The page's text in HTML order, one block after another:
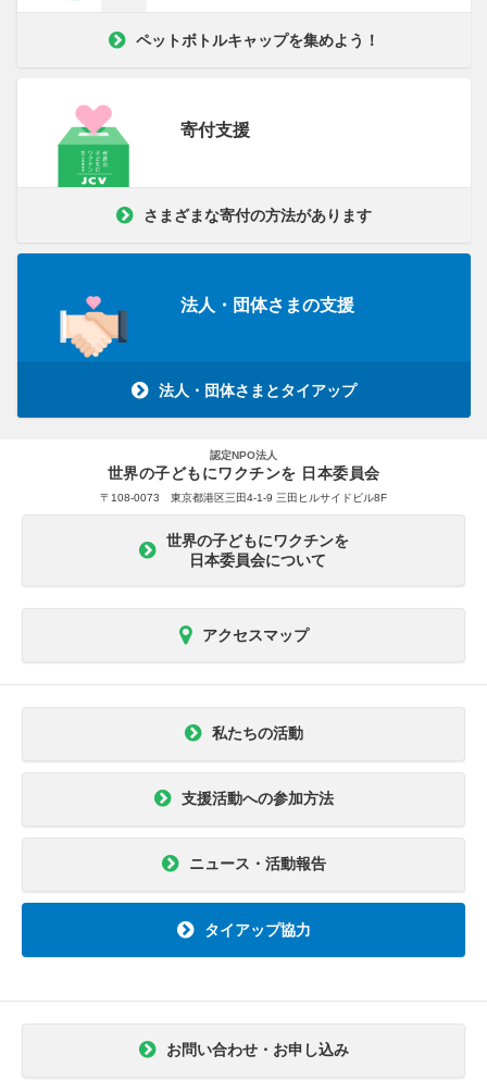
ペットボトルキャップを集めよう！
寄付支援
さまざまな寄付の方法があります
法人・団体さまの支援
法人・団体さまとタイアップ
認定NPO法人
世界の子どもにワクチンを 日本委員会
〒108-0073 東京都港区三田4-1-9 三田ヒルサイドビル8F
世界の子どもにワクチンを
日本委員会について
アクセスマップ
私たちの活動
支援活動への参加方法
ニュース・活動報告
タイアップ協力
お問い合わせ・お申し込み